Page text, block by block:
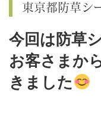
東京都防草シ
今回は防草
お客さまか
きました